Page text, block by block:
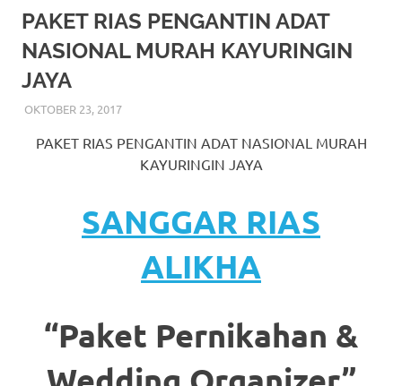
More
hints
rolex
replica.
https://www.watchesf.com.
more
about
PAKET RIAS PENGANTIN ADAT
NASIONAL MURAH KAYURINGIN
JAYA
OKTOBER 23, 2017RIASALIKHA
BEKASI
RIAS PENGANTIN
PAKET RIAS PENGANTIN ADAT NASIONAL MURAH
KAYURINGIN JAYA
SANGGAR RIAS
ALIKHA
“Paket Pernikahan &